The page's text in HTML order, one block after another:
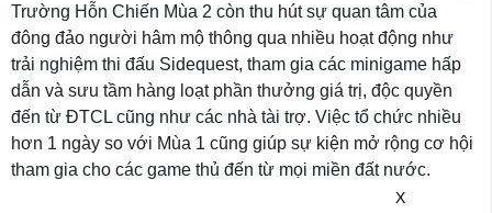
Trường Hỗn Chiến Mùa 2 còn thu hút sự quan tâm của
đông đảo người hâm mộ thông qua nhiều hoạt động như
trải nghiệm thi đấu Sidequest, tham gia các minigame hấp
dẫn và sưu tầm hàng loạt phần thưởng giá trị, độc quyền
đến từ ĐTCL cũng như các nhà tài trợ. Việc tổ chức nhiều
hơn 1 ngày so với Mùa 1 cũng giúp sự kiện mở rộng cơ hội
tham gia cho các game thủ đến từ mọi miền đất nước.
X